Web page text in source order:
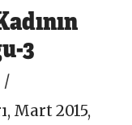
3
, Mart 2015,